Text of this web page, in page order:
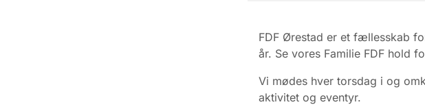
FDF Ørestad er et fællesskab
år. Se vores Familie FDF hold
Vi mødes hver torsdag i og
aktivitet og eventyr.